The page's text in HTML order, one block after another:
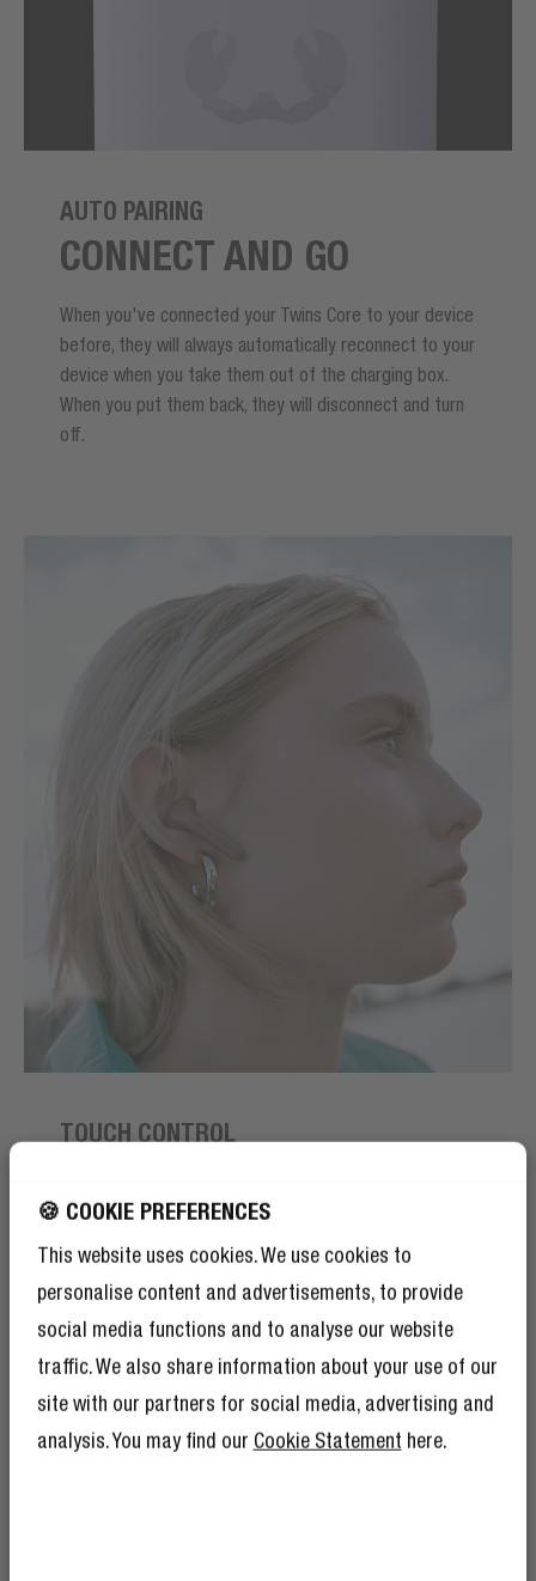
🍪 COOKIE PREFERENCES
This website uses cookies. We use cookies to
personalise content and advertisements, to provide
social media functions and to analyse our website
traffic. We also share information about your use of our
site with our partners for social media, advertising and
analysis. You may find our Cookie Statement here.
AUTO PAIRING
CONNECT AND GO
When you've connected your Twins Core to your device
before, they will always automatically reconnect to your
device when you take them out of the charging box.
When you put them back, they will disconnect and turn
off.
TOUCH CONTROL
your connected device, but also by touching the
earbuds. Simply tap on the side of the earbuds and
stay hands-free.